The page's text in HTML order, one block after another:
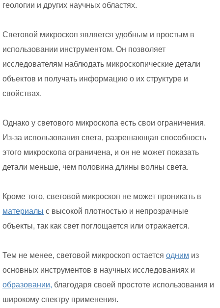
геологии и других научных областях.
Световой микроскоп является удобным и простым в
использовании инструментом. Он позволяет
исследователям наблюдать микроскопические детали
объектов и получать информацию о их структуре и
свойствах.
Однако у светового микроскопа есть свои ограничения.
Из-за использования света, разрешающая способность
этого микроскопа ограничена, и он не может показать
детали меньше, чем половина длины волны света.
Кроме того, световой микроскоп не может проникать в
материалы с высокой плотностью и непрозрачные
объекты, так как свет поглощается или отражается.
Тем не менее, световой микроскоп остается одним из
основных инструментов в научных исследованиях и
образовании, благодаря своей простоте использования и
широкому спектру применения.